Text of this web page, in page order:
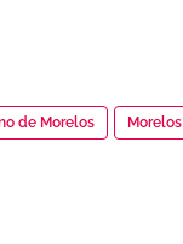
de Morelos Morelos